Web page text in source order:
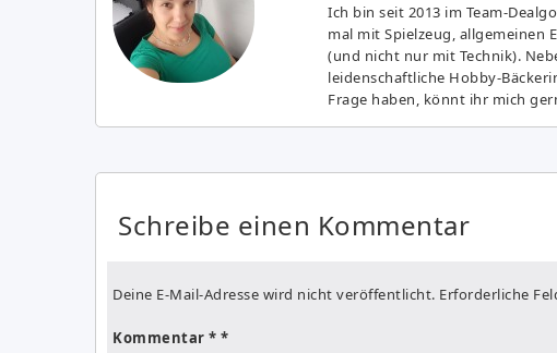
Ich bin seit 2013 im Team-
mal mit Spielzeug, allgemeinen
(und nicht nur mit Technik).
leidenschaftliche Hobby-
Frage haben, könnt ihr mich
Schreibe einen Kommentar
Deine E-Mail-Adresse wird nicht veröffentlicht. Erforderliche
Kommentar *